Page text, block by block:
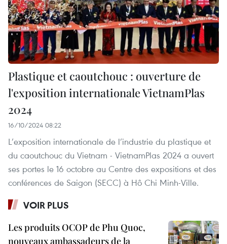
Plastique et caoutchouc : ouverture de
l'exposition internationale VietnamPlas
2024
16/10/2024 08:22
L’exposition internationale de l’industrie du plastique et
du caoutchouc du Vietnam - VietnamPlas 2024 a ouvert
ses portes le 16 octobre au Centre des expositions et des
conférences de Saigon (SECC) à Hô Chi Minh-Ville.
VOIR PLUS
Les produits OCOP de Phu Quoc,
nouveaux ambassadeurs de la